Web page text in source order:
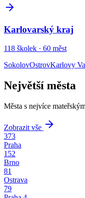
Karlovarský kraj
118 školek · 60 měst
SokolovOstrovKarlovy
Největší města
Města s nejvíce
Zobrazit vše
373
Praha
152
Brno
81
Ostrava
79